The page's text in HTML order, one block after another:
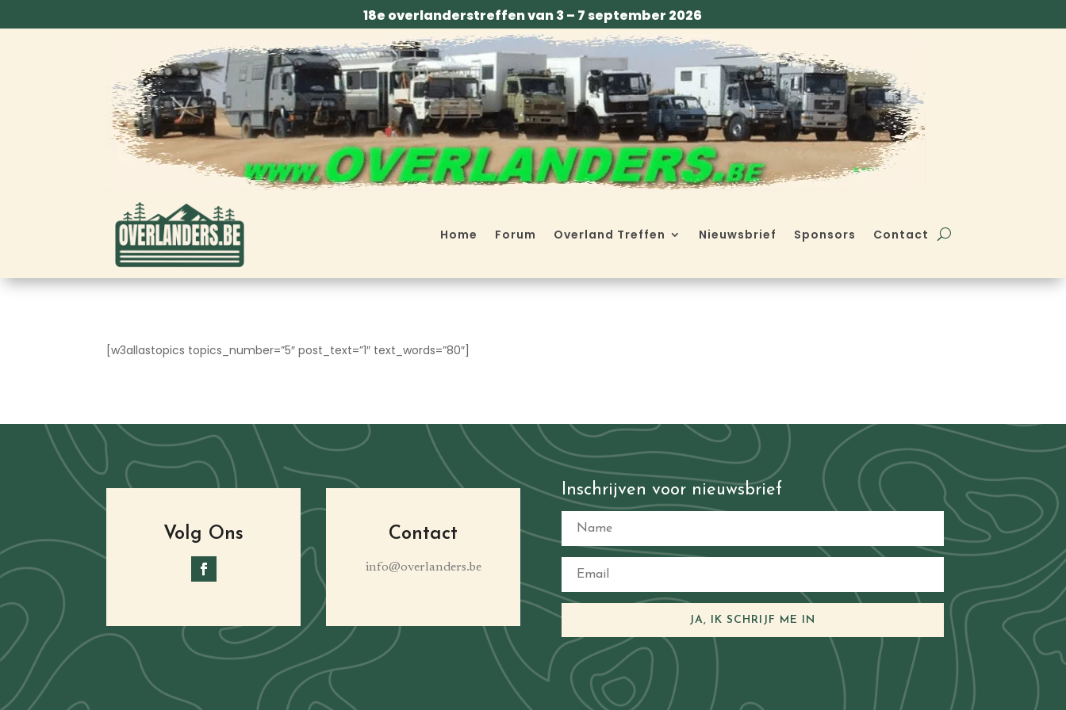
18e overlanderstreffen van 3 – 7 september 2026
Home Forum Overland Treffen Nieuwsbrief Sponsors Contact
[w3allastopics topics_number=”5″ post_text=”1″ text_words=”80″]
Volg Ons Contact
info@overlanders.be
Inschrijven voor nieuwsbrief
JA, IK SCHRIJF ME IN